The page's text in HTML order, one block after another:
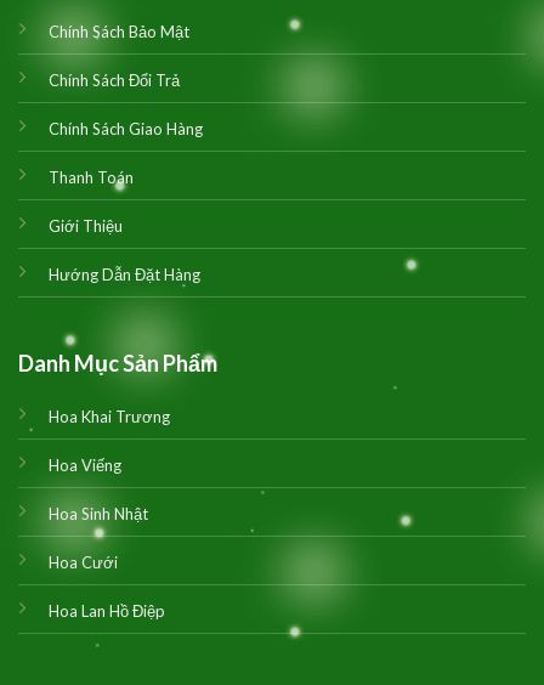
Chính Sách Bảo Mật
Chính Sách Đổi Trả
Chính Sách Giao Hàng
Thanh Toán
Giới Thiệu
Hướng Dẫn Đặt Hàng
Danh Mục Sản Phẩm
Hoa Khai Trương
Hoa Viếng
Hoa Sinh Nhật
Hoa Cưới
Hoa Lan Hồ Điệp